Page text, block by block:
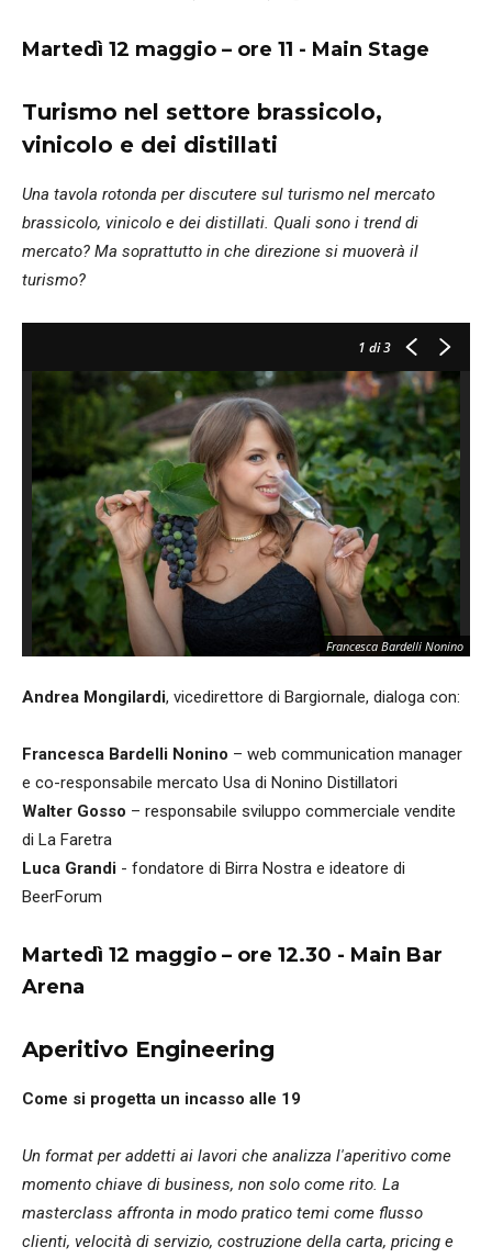
Martedì 12 maggio – ore 11 - Main Stage
Turismo nel settore brassicolo,
vinicolo e dei distillati
Una tavola rotonda per discutere sul turismo nel mercato
brassicolo, vinicolo e dei distillati. Quali sono i trend di
mercato? Ma soprattutto in che direzione si muoverà il
turismo?
1 di 3
Francesca Bardelli Nonino
Andrea Mongilardi, vicedirettore di Bargiornale, dialoga con:
Francesca Bardelli Nonino – web communication manager
e co-responsabile mercato Usa di Nonino Distillatori
Walter Gosso – responsabile sviluppo commerciale vendite
di La Faretra
Luca Grandi - fondatore di Birra Nostra e ideatore di
BeerForum
Martedì 12 maggio – ore 12.30 - Main Bar
Arena
Aperitivo Engineering
Come si progetta un incasso alle 19
Un format per addetti ai lavori che analizza l'aperitivo come
momento chiave di business, non solo come rito. La
masterclass affronta in modo pratico temi come flusso
clienti, velocità di servizio, costruzione della carta, pricing e